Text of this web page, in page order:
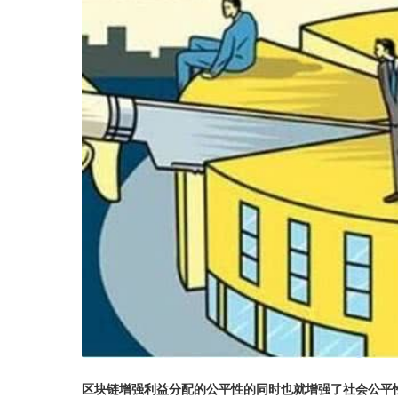
区块链增强利益分配的公平性的同时也就增强了社会公平